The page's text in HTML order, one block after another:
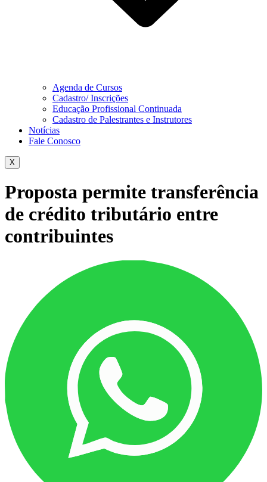
Agenda de Cursos
Cadastro/ Inscrições
Educação Profissional Continuada
Cadastro de Palestrantes e Instrutores
Notícias
Fale Conosco
X
Proposta permite transferência
de crédito tributário entre
contribuintes